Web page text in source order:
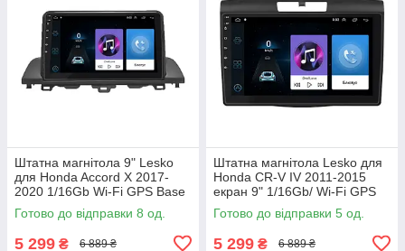
Штатна магнітола 9" Lesko
для Honda Accord X 2017-
2020 1/16Gb Wi-Fi GPS Base
Хонда
Готово до відправки 8 од.
5 299 ₴ 6 889 ₴
Штатна магнітола Lesko для
Honda CR-V IV 2011-2015
екран 9" 1/16Gb/ Wi-Fi GPS
Base хонда
Готово до відправки 5 од.
5 299 ₴ 6 889 ₴